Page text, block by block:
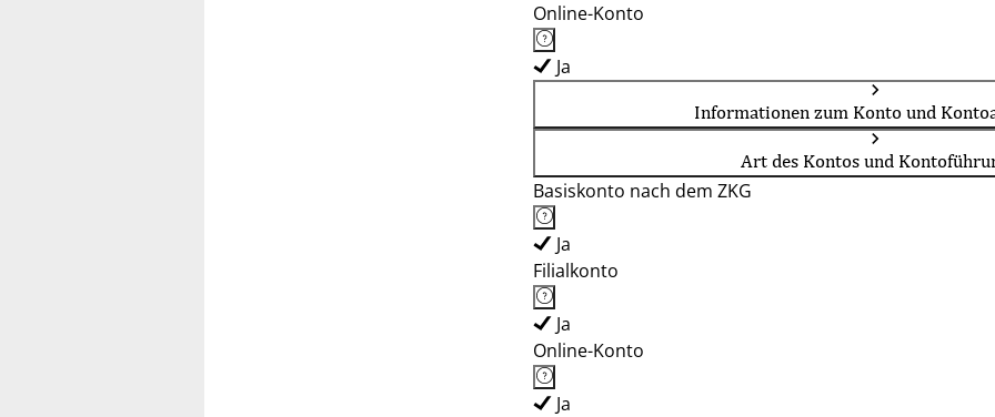
Online-Konto
Ja
Informationen zum Konto und
Art des Kontos und
Basiskonto nach dem ZKG
Ja
Filialkonto
Ja
Online-Konto
Ja